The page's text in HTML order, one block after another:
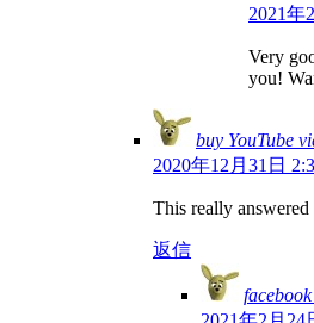
2021年
Very
you!
buy YouTube
2020年12月31日
This really
返信